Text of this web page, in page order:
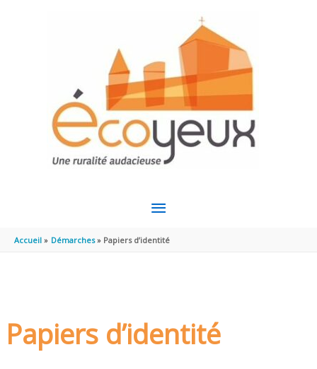
MENU
PRINCIPAL
Accueil Démarches Papiers d’identité
Papiers d’identité